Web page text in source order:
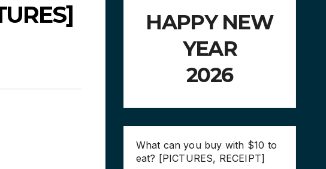
HAPPY NEW
YEAR
2026
What can you buy with $10 to
eat? [PICTURES, RECEIPT]